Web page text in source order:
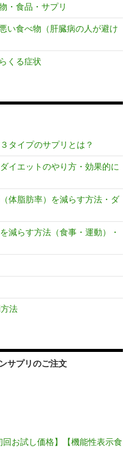
・食品・サプリ
い食べ物（肝臓病の人が避け
くる症状
タイプのサプリとは？
イエットのやり方・効果的に
体脂肪率）を減らす方法・ダ
減らす方法（食事・運動）・
法
サプリのご注文
回お試し価格】【機能性表示食